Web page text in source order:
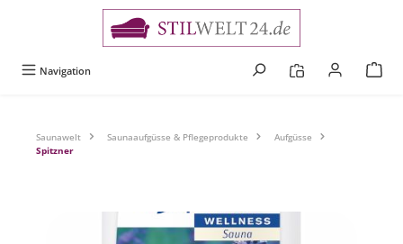
Navigation
Saunawelt Saunaaufgüsse & Pflegeprodukte
Aufgüsse
Spitzner
Bildergalerie überspringen